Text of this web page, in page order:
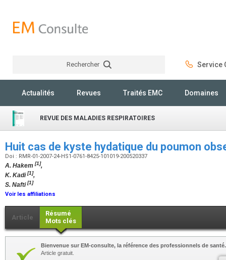
Rechercher Service
Actualités Revues Traités EMC Domaines
REVUE DES MALADIES RESPIRATOIRES
Huit cas de kyste hydatique du poumon
Doi : RMR-01-2007-24-HS1-0761-8425-101019-200520337
A. Hakem [1],
K. Kadi[1],
S. Nafti[1]
Voir les affiliations
Article
Résumé
Mots clés
Bienvenue sur EM-consulte, la référence des professionnels de santé.
Article gratuit.